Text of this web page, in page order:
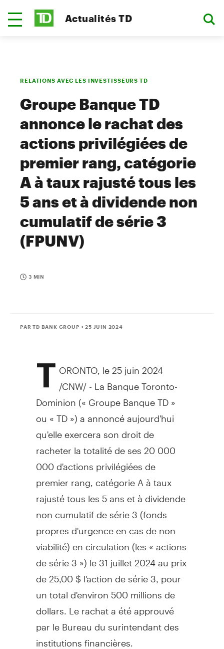
Actualités TD
RELATIONS AVEC LES INVESTISSEURS TD
Groupe Banque TD
annonce le rachat des
actions privilégiées de
premier rang, catégorie
A à taux rajusté tous les
5 ans et à dividende non
cumulatif de série 3
(FPUNV)
3 MIN
PAR TD BANK GROUP • 25 JUIN 2024
T ORONTO le 25 juin 2024
/CNW/ - La Banque Toronto-
Dominion (« Groupe Banque TD »
ou « TD ») a annoncé aujourd'hui
qu'elle exercera son droit de
racheter la totalité de ses 20 000
000 d'actions privilégiées de
premier rang, catégorie A à taux
rajusté tous les 5 ans et à dividende
non cumulatif de série 3 (fonds
propres d'urgence en cas de non
viabilité) en circulation (les « actions
de série 3 ») le 31 juillet 2024 au prix
de 25,00 $ l'action de série 3, pour
un total d'environ 500 millions de
dollars. Le rachat a été approuvé
par le Bureau du surintendant des
institutions financières.